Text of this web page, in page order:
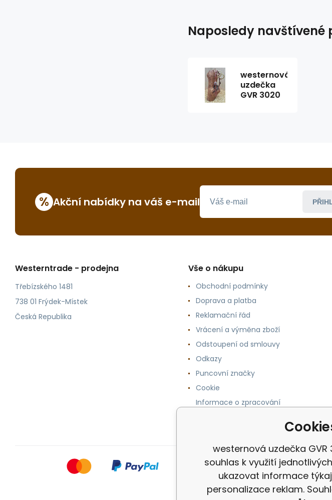
Naposledy navštívené
westernová
uzdečka
GVR 3020
% Akční nabídky na váš e-mail
Westerntrade - prodejna
Třebízského 1481
738 01 Frýdek-Místek
Česká Republika
Vše o nákupu
Obchodní podmínky
Doprava a platba
Reklamační řád
Vrácení a výměna zboží
Odstoupení od smlouvy
Odkazy
Puncovní značky
Cookie
Informace o zpracování
westernová uzdečka
souhlas k využití
ukazovat informace
personalizace reklam.